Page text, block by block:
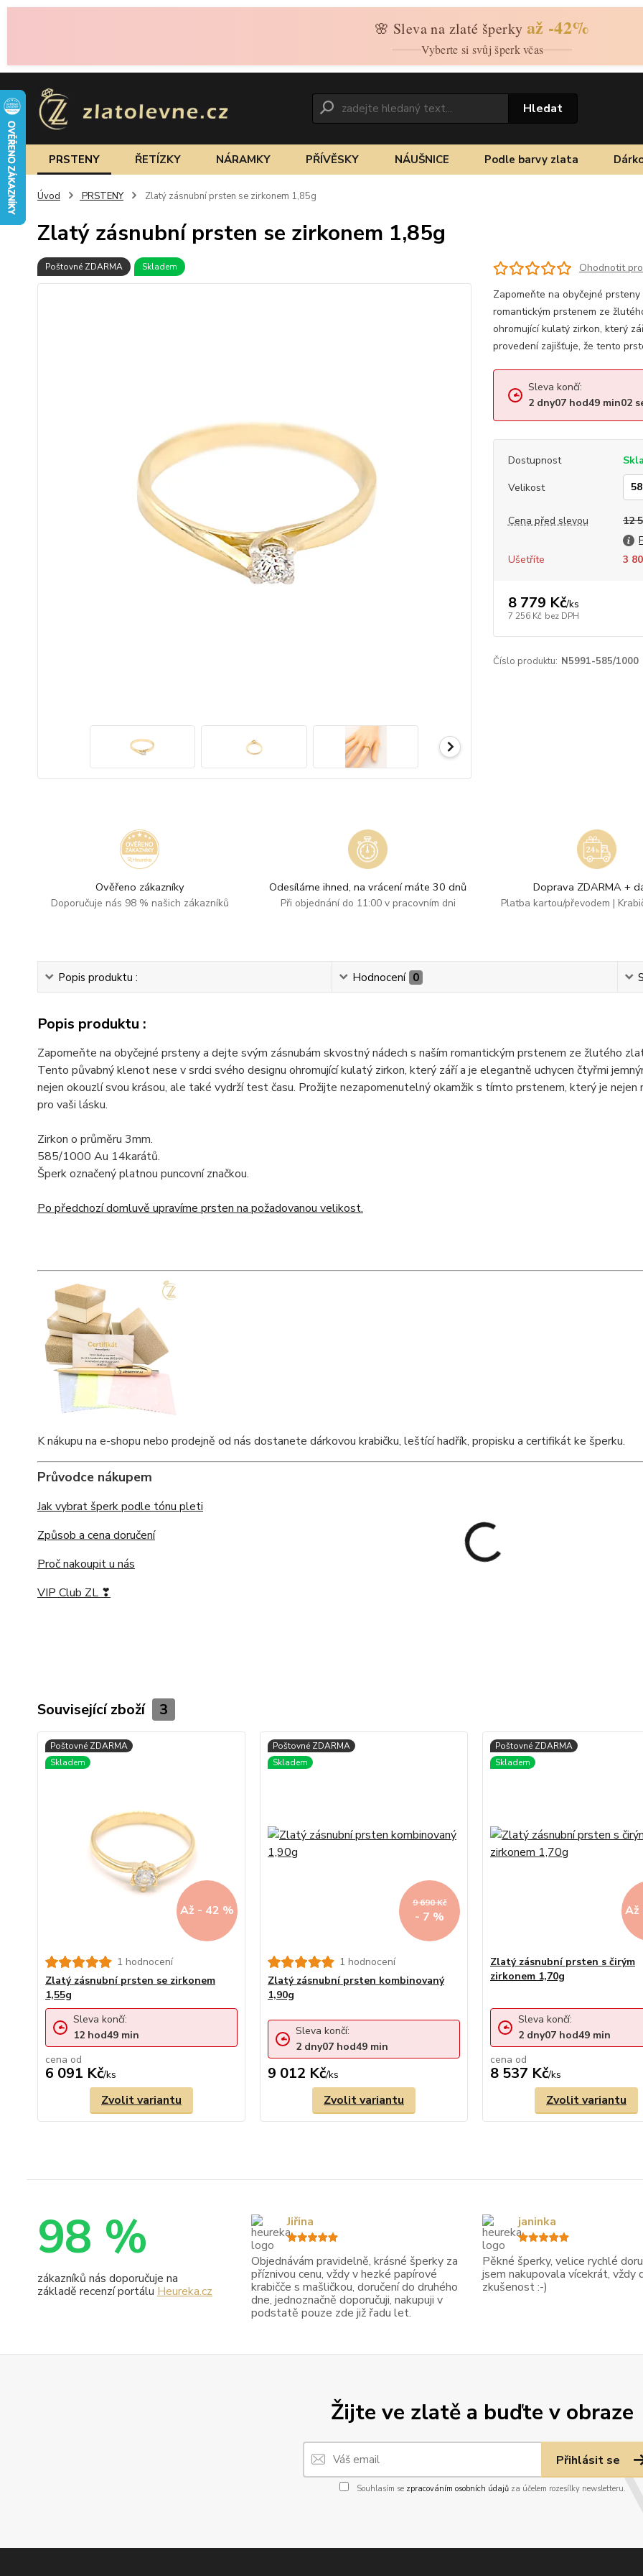
🌸 Sleva na zlaté šperky až -42%
Vyberte si svůj šperk včas
Hledat
PRSTENY ŘETÍZKY NÁRAMKY PŘÍVĚSKY NÁUŠNICE Podle barvy zlata
Úvod PRSTENY Zlatý zásnubní prsten se zirkonem 1,85g
Zlatý zásnubní prsten se zirkonem 1,85g
Poštovné ZDARMA Skladem
Ohodnotit
Zapomeňte na obyčejné
romantickým prstenem ze
ohromující kulatý zirkon, který
provedení zajišťuje, že tento
Sleva končí:
2 dny07hod49min01
Dostupnost
Velikost
Cena před slevou
12
Ušetříte
3
8 779 Kč/ks
7 256 Kč bez DPH
Číslo produktu: N5991-585/1000
Ověřeno zákazníky
Doporučuje nás 98 % našich zákazníků
Odesíláme ihned, na vrácení máte 30 dnů
Při objednání do 11:00 v pracovním dni
Doprava ZDARMA +
Platba kartou/převodem |
Popis produktu : Hodnocení 0
Popis produktu :
Zapomeňte na obyčejné prsteny a dejte svým zásnubám skvostný nádech s naším romantickým prstenem ze žlutého
Tento půvabný klenot nese v srdci svého designu ohromující kulatý zirkon, který září a je elegantně uchycen čtyřmi
nejen okouzlí svou krásou, ale také vydrží test času. Prožijte nezapomenutelný okamžik s tímto prstenem, který je nejen
pro vaši lásku.
Zirkon o průměru 3mm.
585/1000 Au 14karátů.
Šperk označený platnou puncovní značkou.
Po předchozí domluvě upravíme prsten na požadovanou velikost.
K nákupu na e-shopu nebo prodejně od nás dostanete dárkovou krabičku, leštící hadřík, propisku a certifikát ke šperku.
Průvodce nákupem
Jak vybrat šperk podle tónu pleti
Způsob a cena doručení
Proč nakoupit u nás
VIP Club ZL ❣
Související zboží 3
Až - 42 %
1 hodnocení
Zlatý zásnubní prsten se zirkonem
1,55g
cena od
6 091 Kč/ks
Sleva končí:
12 hod49 min
Zvolit variantu
9 690 Kč
- 7 %
1 hodnocení
Zlatý zásnubní prsten kombinovaný
1,90g
9 012 Kč/ks
Sleva končí:
2 dny07 hod49 min
Zvolit variantu
Až
Zlatý zásnubní prsten s čirým
zirkonem 1,70g
cena od
8 537 Kč/ks
Sleva končí:
2 dny07 hod49 min
Zvolit variantu
Žijte ve zlatě a buďte v obraze
Přihlásit se
Souhlasím se zpracováním osobních údajůza účelem rozesílky newsletteru.
98 %
zákazníků nás doporučuje na
základě recenzí portálu Heureka.cz
Objednávám pravidelně, krásné šperky za
příznivou cenu, vždy v hezké papírové
krabičče s mašličkou, doručení do druhého
dne, jednoznačně doporučuji, nakupuji v
podstatě pouze zde již řadu let.
Jiřina
Pěkné šperky, velice rychlé
jsem nakupovala vícekrát, vždy
zkušenost :-)
janinka